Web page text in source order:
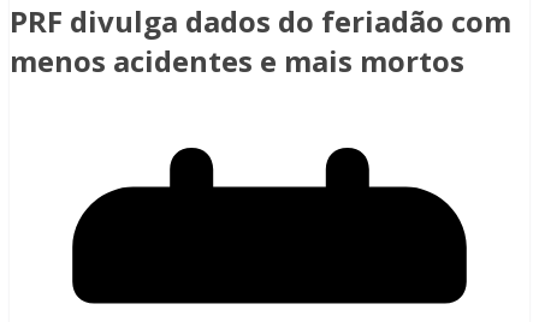
PRF divulga dados do feriadão com
menos acidentes e mais mortos